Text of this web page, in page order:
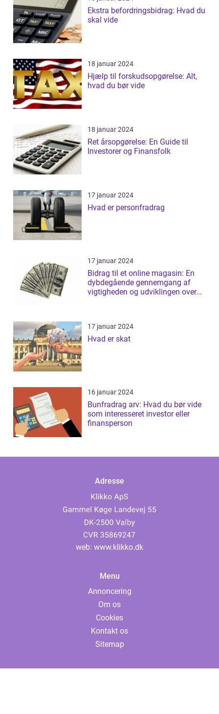
Ekstra befordringsbidrag: Hvad du
skal vide
18 januar 2024
Hjælp til forskudsopgørelse: Alt,
hvad du bør vide
18 januar 2024
Ret årsopgørelse: En Guide til
Investorer og Finansfolk
17 januar 2024
Hvad er personfradrag
17 januar 2024
Bidrag til et online magasin: En
dybdegående gennemgang af
vigtigheden og udviklingen over
17 januar 2024
Hvad er skat
16 januar 2024
Bunfradrag arv: Hvad du bør vide
som interesseret investor eller
finansperson
Adresse
web: www.klikko.dk
Menu
Annoncering
Om os
Cookies
Kontakt os
Sitemap